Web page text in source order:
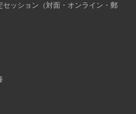
セッション（対面・オンライン・郵